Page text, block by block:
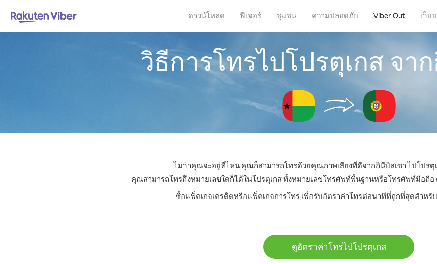
ดาวน์โหลด ฟีเจอร์ ชุมชน ความปลอดภัย Viber Out เว็บ
วิธีการโทรไปโปรตุเกส จา
ไม่ว่าคุณจะอยู่ที่ไหน คุณก็สามารถโทรด้วยคุณภาพเสียงที่ดีจากกินีบิสเซา ไปโปรตุเ
คุณสามารถโทรถึงหมายเลขใดก็ได้ในโปรตุเกส ทั้งหมายเลขโทรศัพท์พื้นฐานหรือโทรศัพท์มือถือ
ซื้อแพ็คเกจเครดิตหรือแพ็คเกจการโทร เพื่อรับอัตราค่าโทรต่อนาทีที่ถูกที่สุดสำหรั
ดูอัตราค่าโทรไปโปรตุเกส